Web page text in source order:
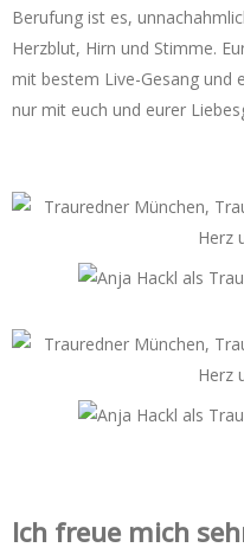
Berufung ist es,
Herzblut, Hirn und Stimme.
mit bestem Live-Gesang und
nur mit euch und eurer
Ich freue mich